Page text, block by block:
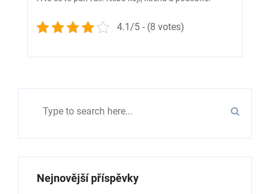
4.1/5 - (8 votes)
Nejnovější příspěvky